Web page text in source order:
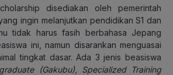
disediakan oleh pemerintah
ingin melanjutkan pendidikan S1 dan
tidak harus fasih berbahasa Jepang
ini, namun disarankan menguasai
tingkat dasar. Ada 3 jenis beasiswa
(Gakubu), Specialized Training